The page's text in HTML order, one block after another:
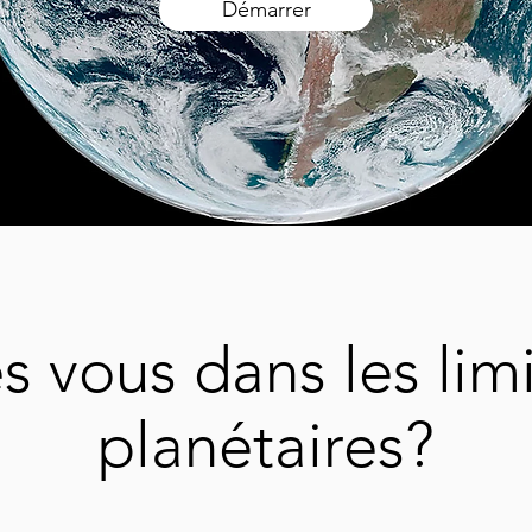
Démarrer
vous dans les
planétaires?